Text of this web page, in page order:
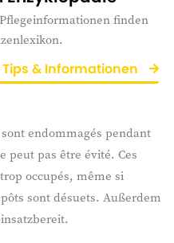
finden
& Informationen
endommagés pendant
peut pas être évité. Ces
occupés, même si
sont désuets. Außerdem